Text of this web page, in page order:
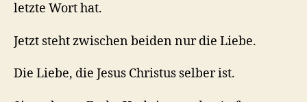
letzte Wort hat.
Jetzt steht zwischen beiden nur die Liebe.
Die Liebe, die Jesus Christus selber ist.